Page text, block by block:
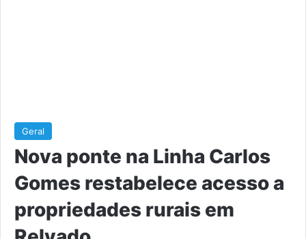
Geral
Nova ponte na Linha Carlos
Gomes restabelece acesso a
propriedades rurais em